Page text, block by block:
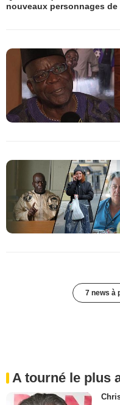
nouveaux personnages de
7 news à
A tourné le plus